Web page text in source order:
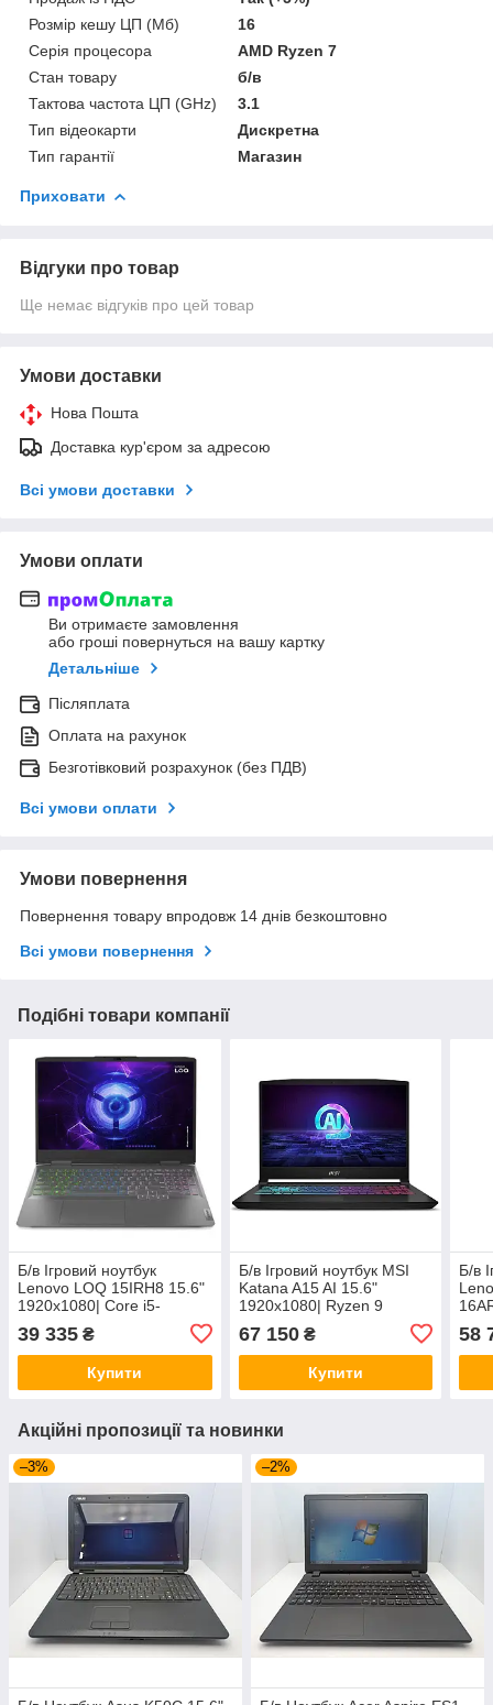
Розмір кешу ЦП (Мб)
16
Серія процесора
AMD Ryzen 7
Стан товару
б/в
Тактова частота ЦП (GHz)
3.1
Тип відеокарти
Дискретна
Тип гарантії
Магазин
Приховати
Відгуки про товар
Ще немає відгуків про цей товар
Умови доставки
Нова Пошта
Доставка кур'єром за адресою
Всі умови доставки
Умови оплати
Ви отримаєте замовлення
або гроші повернуться на вашу картку
Детальніше
Післяплата
Оплата на рахунок
Безготівковий розрахунок (без ПДВ)
Всі умови оплати
Умови повернення
Повернення товару впродовж 14 днів безкоштовно
Всі умови повернення
Подібні товари компанії
Б/в Ігровий ноутбук
Lenovo LOQ 15IRH8 15.6"
1920x1080| Core i5-
12450H| 16 GB RAM| 480
GB SSD| GeForce RTX
4050 6GB
39 335 ₴
Купити
Б/в Ігровий ноутбук MSI
Katana A15 AI 15.6"
1920x1080| Ryzen 9
1000GB SSD| RTX 4070
8GB
67 150₴
Купити
Б/в
58
Акційні пропозиції та новинки
–3% –2%